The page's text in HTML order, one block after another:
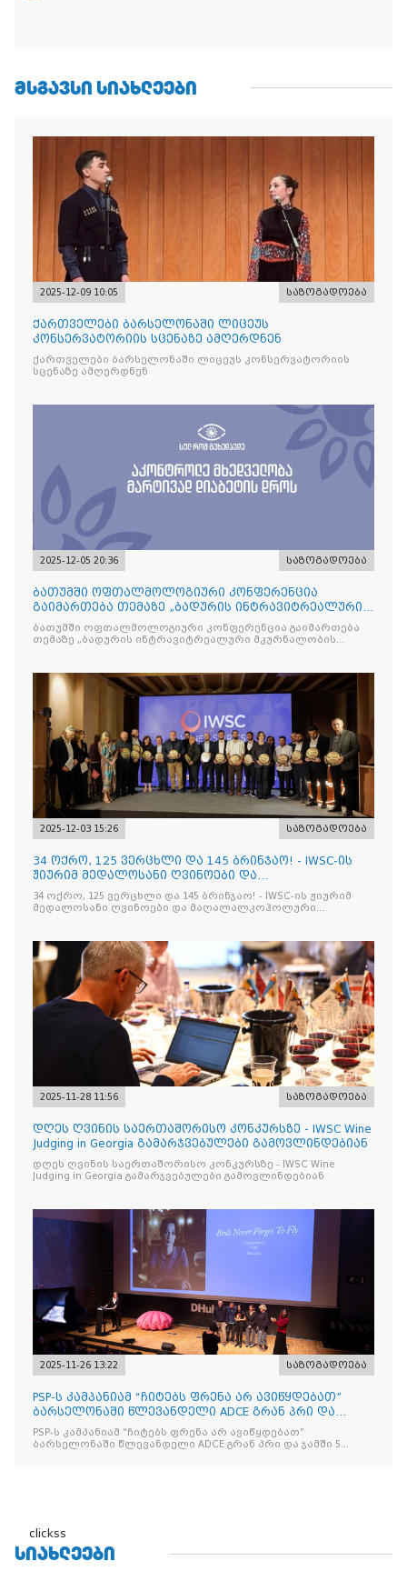
ᲛᲡᲒᲐᲕᲡᲘ ᲡᲘᲐᲮᲚᲔᲔᲑᲘ
2025-12-09 10:05 საზოგადოება
ქართველები ბარსელონაში ლიცეუს
კონსერვატორიის სცენაზე ამღერდნენ
ქართველები ბარსელონაში ლიცეუს კონსერვატორიის
სცენაზე ამღერდნენ
2025-12-05 20:36 საზოგადოება
ბათუმში ოფთალმოლოგიური კონფერენცია
გაიმართება თემაზე „ბადურის ინტრავიტრეალური
მკურნალობის ოპტიმიზაცი
ბათუმში ოფთალმოლოგიური კონფერენცია გაიმართება
თემაზე „ბადურის ინტრავიტრეალური მკურნალობის
2025-12-03 15:26 საზოგადოება
34 ოქრო, 125 ვერცხლი და 145 ბრინჯაო! - IWSC-ის
ჟიურიმ მედალოსანი ღვინოები და
მაღალალკოჰოლური სასმელე
34 ოქრო, 125 ვერცხლი და 145 ბრინჯაო! - IWSC-ის ჟიურიმ
მედალოსანი ღვინოები და მაღალალკოჰოლური
2025-11-28 11:56 საზოგადოება
დღეს ღვინის საერთაშორისო კონკურსზე - IWSC Wine
Judging in Georgia გამარჯვებულები გამოვლინდებიან
დღეს ღვინის საერთაშორისო კონკურსზე - IWSC Wine
Judging in Georgia გამარჯვებულები გამოვლინდებიან
2025-11-26 13:22 საზოგადოება
PSP-ს კამპანიამ “ჩიტებს ფრენა არ ავიწყდებათ”
ბარსელონაში წლევანდელი ADCE გრან პრი და
ჯამში 5 ჯილდო მ
PSP-ს კამპანიამ “ჩიტებს ფრენა არ ავიწყდებათ”
ბარსელონაში წლევანდელი ADCE გრან პრი და ჯამში 5
clickss
ᲡᲘᲐᲮᲚᲔᲔᲑᲘ